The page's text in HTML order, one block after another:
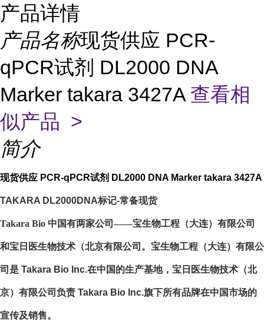
产品详情
产品名称现货供应 PCR-
qPCR试剂 DL2000 DNA
Marker takara 3427A 查看相
似产品 >
简介
现货供应 PCR-qPCR试剂 DL2000 DNA Marker takara 3427A
TAKARA DL2000DNA标记-常备现货
Takara Bio 中国有两家公司——宝生物工程（大连）有限公司
和宝日医生物技术（北京有限公司。宝生物工程（大连）有限公
司是 Takara Bio Inc.在中国的生产基地，宝日医生物技术（北
京）有限公司负责 Takara Bio Inc.旗下所有品牌在中国市场的
宣传及销售。